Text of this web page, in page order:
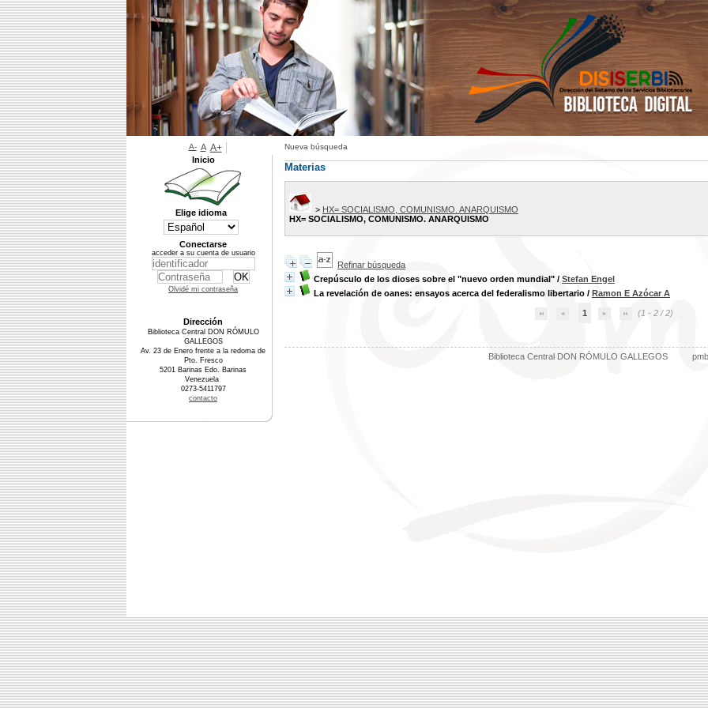
Nueva búsqueda
Materias
> HX= SOCIALISMO, COMUNISMO. ANARQUISMO
HX= SOCIALISMO, COMUNISMO. ANARQUISMO
Refinar búsqueda
Crepúsculo de los dioses sobre el "nuevo orden mundial" / Stefan Engel
La revelación de oanes: ensayos acerca del federalismo libertario / Ramon E Azócar A
1 (1 - 2 / 2)
Biblioteca Central DON RÓMULO GALLEGOS pmb
A- A A+
Inicio
Elige idioma
Conectarse
acceder a su cuenta de usuario
Olvidé mi contraseña
Dirección
Biblioteca Central DON RÓMULO
GALLEGOS
Av. 23 de Enero frente a la redoma de
Pto. Fresco
5201 Barinas Edo. Barinas
Venezuela
0273-5411797
contacto